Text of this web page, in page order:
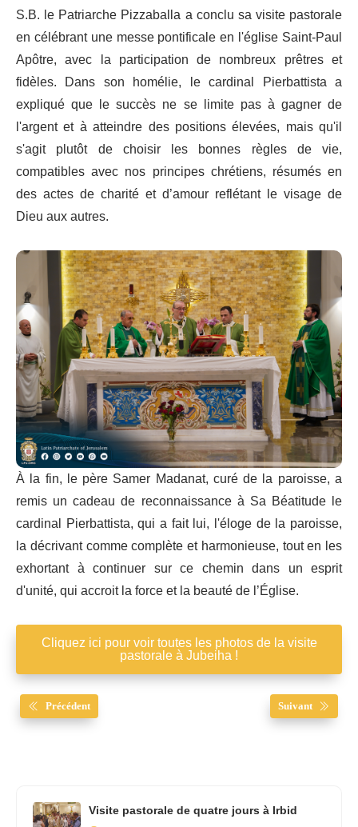
S.B. le Patriarche Pizzaballa a conclu sa visite pastorale
en célébrant une messe pontificale en l'église Saint-Paul
Apôtre, avec la participation de nombreux prêtres et
fidèles. Dans son homélie, le cardinal Pierbattista a
expliqué que le succès ne se limite pas à gagner de
l'argent et à atteindre des positions élevées, mais qu'il
s'agit plutôt de choisir les bonnes règles de vie,
compatibles avec nos principes chrétiens, résumés en
des actes de charité et d’amour reflétant le visage de
Dieu aux autres.
À la fin, le père Samer Madanat, curé de la paroisse, a
remis un cadeau de reconnaissance à Sa Béatitude le
cardinal Pierbattista, qui a fait lui, l'éloge de la paroisse,
la décrivant comme complète et harmonieuse, tout en les
exhortant à continuer sur ce chemin dans un esprit
d'unité, qui accroit la force et la beauté de l’Église.
Cliquez ici pour voir toutes les photos de la visite
pastorale à Jubeiha !
Précédent Suivant
Visite pastorale de quatre jours à Irbid